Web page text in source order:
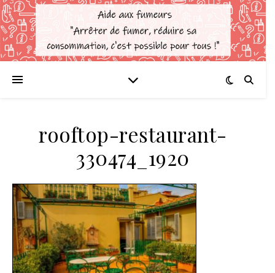
rooftop-restaurant-
330474_1920